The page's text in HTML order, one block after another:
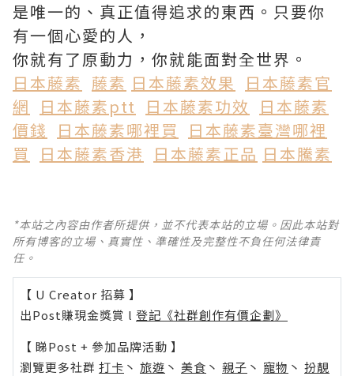
是唯一的、真正值得追求的東西。只要你
有一個心愛的人，
你就有了原動力，你就能面對全世界。
日本藤素 藤素 日本藤素效果
日本藤素官
網
日本藤素ptt 日本藤素功效
日本藤素
價錢
日本藤素哪裡買
日本藤素臺灣哪裡
買
日本藤素香港 日本藤素正品 日本騰素
*本站之內容由作者所提供，並不代表本站的立場。因此本站對
所有博客的立場、真實性、準確性及完整性不負任何法律責
任。
【 U Creator 招募 】
出Post賺現金獎賞 l 登記《社群創作有價企劃》
【 睇Post + 參加品牌活動 】
瀏覽更多社群 打卡 丶 旅遊 丶 美食 丶 親子 丶 寵物 丶 扮靚